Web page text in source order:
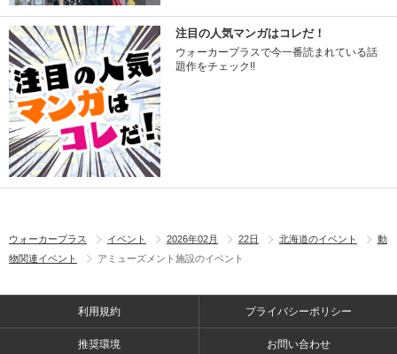
注目の人気マンガはコレだ！
ウォーカープラスで今一番読まれている話
題作をチェック!!
ウォーカープラス イベント 2026年02月 22日 北海道のイベント
動
物関連イベント
アミューズメント施設のイベント
利用規約 プライバシーポリシー
推奨環境 お問い合わせ